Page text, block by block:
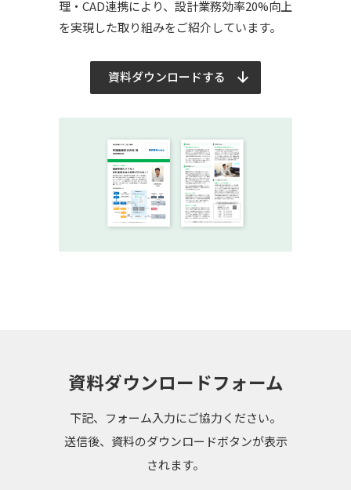
理・CAD連携により、設計業務効率20%向上
を実現した取り組みをご紹介しています。
資料ダウンロードする
資料ダウンロードフォーム
下記、フォーム入力にご協力ください。
送信後、資料のダウンロードボタンが表示
されます。